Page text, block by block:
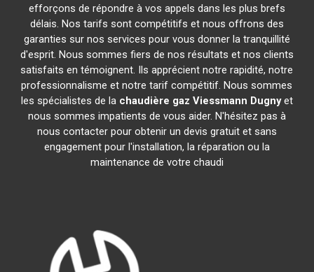
efforçons de répondre à vos appels dans les plus brefs
délais. Nos tarifs sont compétitifs et nous offrons des
garanties sur nos services pour vous donner la tranquillité
d'esprit. Nous sommes fiers de nos résultats et nos clients
satisfaits en témoignent. Ils apprécient notre rapidité, notre
professionnalisme et notre tarif compétitif. Nous sommes
les spécialistes de la chaudière gaz Viessmann Dugnyet
nous sommes impatients de vous aider. N'hésitez pas à
nous contacter pour obtenir un devis gratuit et sans
engagement pour l'installation, la réparation ou la
maintenance de votre chaudi